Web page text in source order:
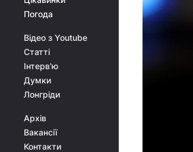
Погода
Відео з Youtube
Статті
Інтерв'ю
Думки
Лонгріди
Архів
Вакансії
Контакти